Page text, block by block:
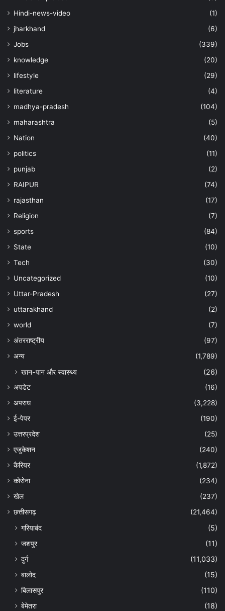
Hindi-news-video
(1)
jharkhand
(6)
Jobs
(339)
knowledge
(20)
lifestyle
(29)
literature
(4)
madhya-pradesh
(104)
maharashtra
(5)
Nation
(40)
politics
(11)
punjab
(2)
RAIPUR
(74)
rajasthan
(17)
Religion
(7)
sports
(84)
State
(10)
Tech
(30)
Uncategorized
(10)
Uttar-Pradesh
(27)
uttarakhand
(2)
world
(7)
अंतरराष्ट्रीय
(97)
अन्‍य
(1,789)
खान-पान और स्वास्थ्य (26)
अपडेट
(16)
अपराध
(3,228)
ई-पेपर
(190)
उत्तरप्रदेश
(25)
एजुकेशन
(240)
कैरियर
(1,872)
कोरोना
(234)
खेल
(237)
छत्तीसगढ़
(21,464)
गरियाबंद
(5)
जशपुर
(11)
दुर्ग
(11,033)
बालोद
(15)
बिलासपुर
(110)
बेमेतरा
(18)